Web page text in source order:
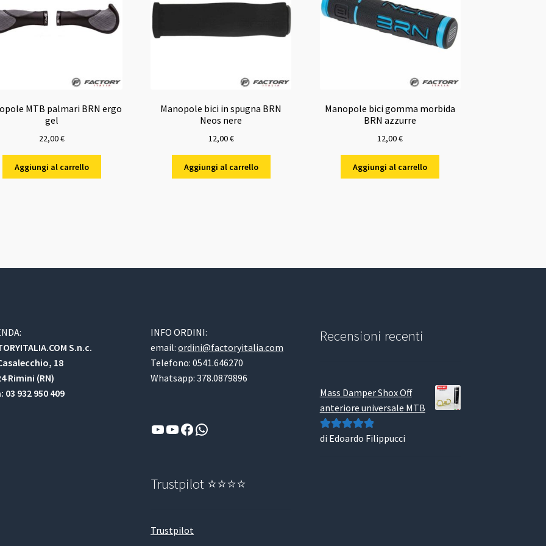
MTB palmari BRN ergo
gel
22,00€
Aggiungi al carrello
Manopole bici in spugna BRN
Neos nere
12,00€
Aggiungi al carrello
Manopole bici gomma morbida
BRN azzurre
12,00€
Aggiungi al carrello
S.n.c.
18
Rimini (RN)
03 932 950 409
INFO ORDINI:
email:ordini@factoryitalia.com
Telefono: 0541.646270
Whatsapp: 378.0879896
YouTube
YouTube
Facebook
WhatsApp
Trustpilot ⭐⭐⭐⭐
Trustpilot
Recensioni recenti
Mass Damper Shox Off
anteriore universale MTB
Valutato5su
di Edoardo Filippucci